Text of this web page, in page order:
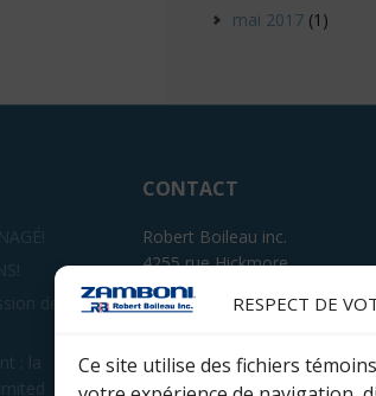
RESPECT DE
Ce site utilise des fichiers
mai 2017 (1)
CONTACT
Robert Boileau inc.
4255 rue Hickmore
Saint-Laurent (Québec) H4T